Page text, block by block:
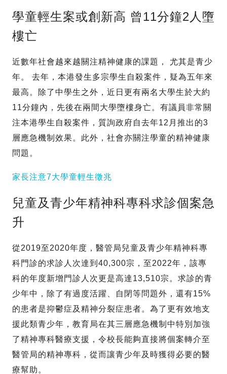
學童輕生案或創新高 曾11分鐘2人墮
樓亡
近數年社會越來越關注精神健康的課題， 尤其是青少
年。 去年，本港發生多宗學生自殺案件，疑為五年來
最高。除了中學生之外，近日更有兩名大學生於大約
11分鐘內，先後在兩間大學墮樓身亡。有議員非常關
注本港學生自殺案件，質詢政府自去年12月推出的3
層應急機制效果。此外，社會亦關注學童的精神健康
問題。
家長注意7大學童輕生徵兆
兒童及青少年精神科專科求診個案急
升
從2019至2020年度，醫管局兒童及青少年精神科專
科門診的求診人次達到40,300宗，至2022年，該專
科的年度新增門診人次更是高達13,510宗。求診的青
少年中，除了有過度活躍、自閉等問題外，還有15%
的患者是抑鬱症及精神分裂症患者。為了更有效地支
援此類青少年，教育局在其三層應急機制中特別加強
了精神專科醫療支援，令校長能夠直接將個案轉介至
醫管局的精神專科，從而讓青少年及時獲得必要的醫
療幫助。